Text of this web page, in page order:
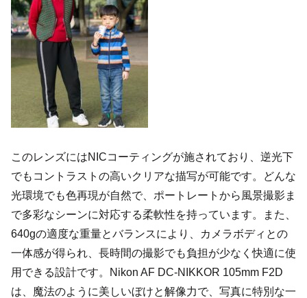
このレンズにはNICコーティングが施されており、逆光下
でもコントラストの高いクリアな描写が可能です。どんな
光環境でも色再現が自然で、ポートレートから風景撮影ま
で多彩なシーンに対応する柔軟性を持っています。また、
640gの適度な重量とバランスにより、カメラボディとの
一体感が得られ、長時間の撮影でも負担が少なく快適に使
用できる設計です。Nikon AF DC-NIKKOR 105mm F2D
は、魔法のように美しいぼけと解像力で、写真に特別な一